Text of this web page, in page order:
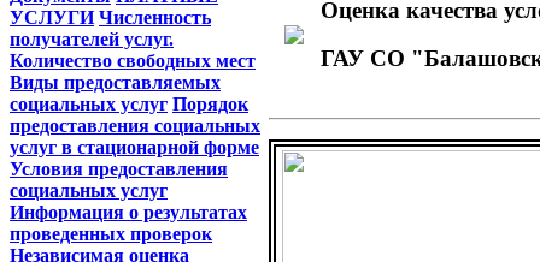
УСЛУГИ Численность
получателей услуг.
Количество свободных мест
Виды предоставляемых
социальных услуг Порядок
предоставления социальных
услуг в стационарной форме
Условия предоставления
социальных услуг
Информация о результатах
проведенных проверок
Независимая оценка
Оценка качества
ГАУ СО